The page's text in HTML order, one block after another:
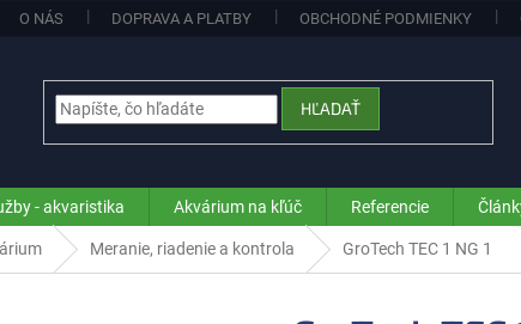
O NÁS DOPRAVA A PLATBY OBCHODNÉ PODMIENKY
HĽADAŤ
- akvaristika Akvárium na kľúč Referencie
Meranie, riadenie a kontrola GroTech TEC 1 NG 1